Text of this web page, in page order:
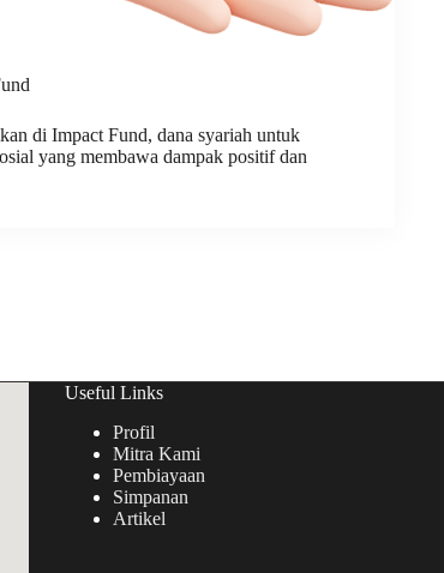
di Impact Fund, dana syariah untuk
yang membawa dampak positif dan
Useful Links
Profil
Mitra Kami
Pembiayaan
Simpanan
Artikel